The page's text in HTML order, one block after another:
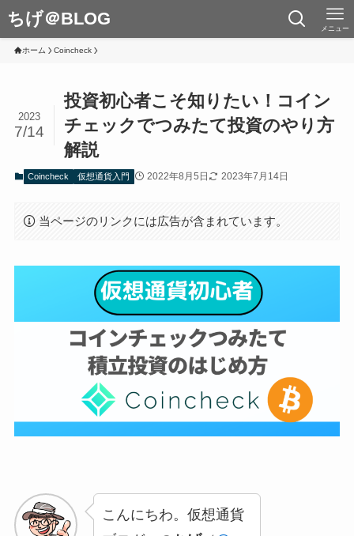
ちげ＠BLOG メニュー
ホーム Coincheck
投資初心者こそ知りたい！コイン
チェックでつみたて投資のやり方
解説
2023
7/14
Coincheck 仮想通貨入門 2022年8月5日 2023年7月14日
当ページのリンクには広告が含まれています。
こんにちわ。仮想通貨